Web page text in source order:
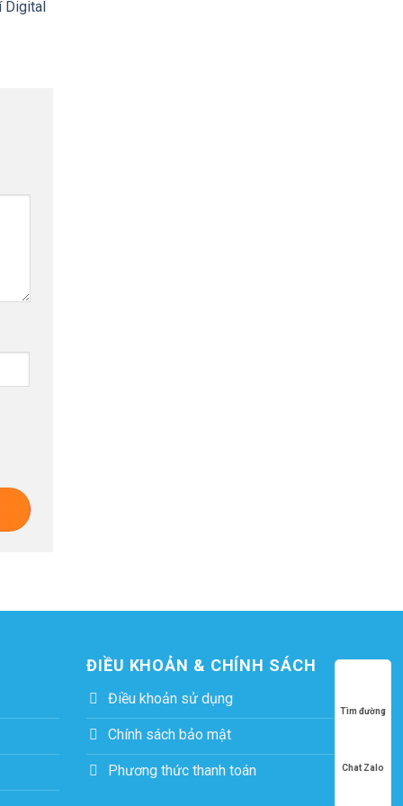
Digital
ĐIỀU KHOẢN & CHÍNH SÁCH
Điều khoản sử dụng
Chính sách bảo mật
Phương thức thanh toán
Tìm đường
Chat Zalo